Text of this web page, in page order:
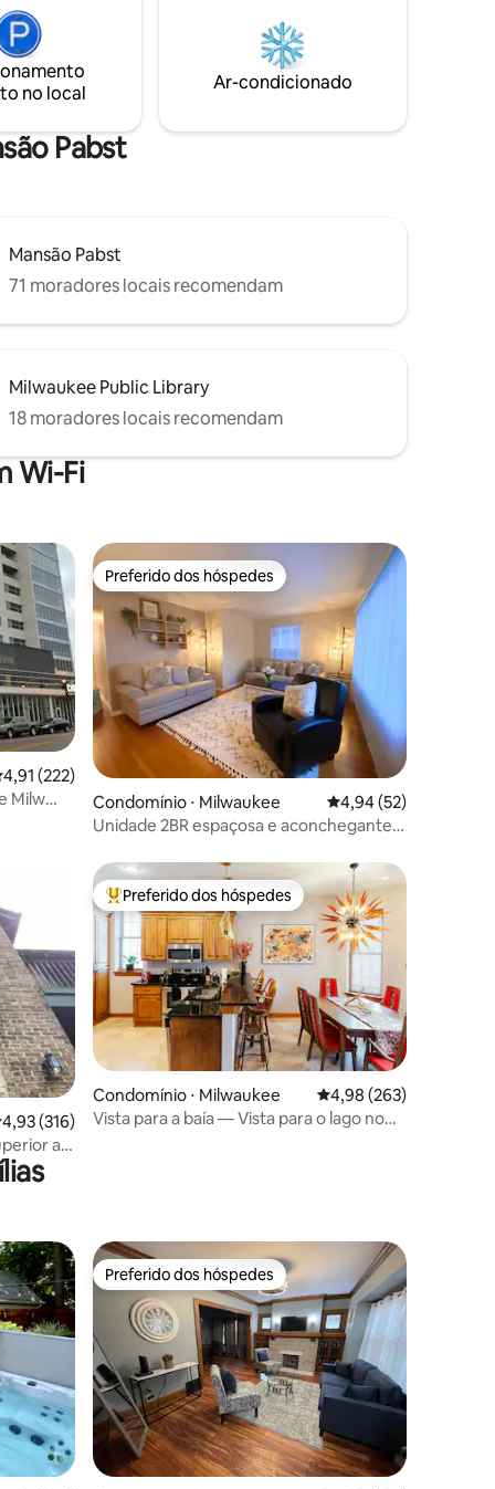
Arena
Fair
Market
pacotes de alimentos e bebidas e
experiências locais - para tornar sua
estadia verdadeiramente inesquecível.
Conte-nos o que você precisa para uma
no local
Ar-condicionado
Pabst
Mansão Pabst
71 moradores locais recomendam
Milwaukee Public Library
18 moradores locais recomendam
Wi-Fi
de uma avaliação média de 5, 222 avaliações
4,91 (222)
Milw
Preferido dos hóspedes
Preferido dos hóspedes
Condomínio ⋅ Milwaukee 4,94 de uma
4,94 (52)
Unidade 2BR espaçosa e aconchegante
hóspedes
de uma avaliação média de 5, 316 avaliações
4,93 (316)
a
Entre os melhores preferidos dos hóspedes
Preferido dos hóspedes
Condomínio ⋅ Milwaukee 4,98 de uma avaliação
4,98 (263)
Vista para a baía — Vista para o lago no
hóspedes Preferido dos hóspedes
Preferido dos hóspedes